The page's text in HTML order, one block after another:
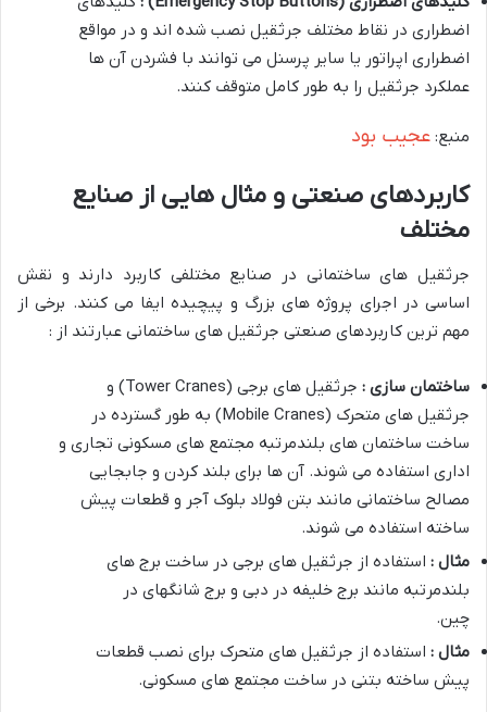
اضطراری در نقاط مختلف جرثقیل نصب شده اند و در مواقع
اضطراری اپراتور یا سایر پرسنل می توانند با فشردن آن ها
عملکرد جرثقیل را به طور کامل متوقف کنند.
منبع: عجیب بود
کاربردهای صنعتی و مثال هایی از صنایع
مختلف
جرثقیل های ساختمانی در صنایع مختلفی کاربرد دارند و نقش
اساسی در اجرای پروژه های بزرگ و پیچیده ایفا می کنند. برخی از
مهم ترین کاربردهای صنعتی جرثقیل های ساختمانی عبارتند از :
ساختمان سازی :
جرثقیل های برجی (Tower Cranes) و
جرثقیل های متحرک (Mobile Cranes) به طور گسترده در
ساخت ساختمان های بلندمرتبه مجتمع های مسکونی تجاری و
اداری استفاده می شوند. آن ها برای بلند کردن و جابجایی
مصالح ساختمانی مانند بتن فولاد بلوک آجر و قطعات پیش
ساخته استفاده می شوند.
مثال : استفاده از جرثقیل های برجی در ساخت برج های
بلندمرتبه مانند برج خلیفه در دبی و برج شانگهای در
چین.
مثال : استفاده از جرثقیل های متحرک برای نصب قطعات
پیش ساخته بتنی در ساخت مجتمع های مسکونی.